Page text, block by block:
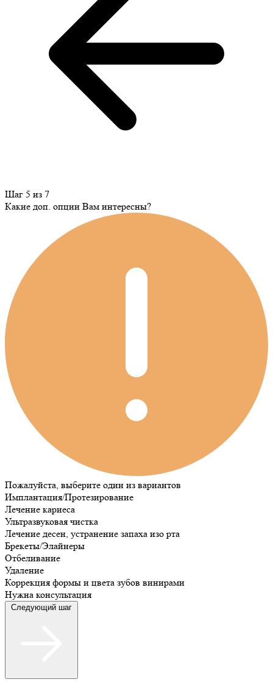
Шаг 5 из 7
Какие доп. опции Вам интересны?
Пожалуйста, выберите один из вариантов
Имплантация/Протезирование
Лечение кариеса
Ультразвуковая чистка
Лечение десен, устранение запаха изо рта
Брекеты/Элайнеры
Отбеливание
Удаление
Коррекция формы и цвета зубов винирами
Нужна консультация
Следующий шаг